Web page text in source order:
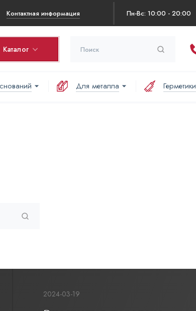
Контактная информация Пн-Вс: 10:00 - 20:00
Каталог
Корзина Для металла Герметики
2024-03-19